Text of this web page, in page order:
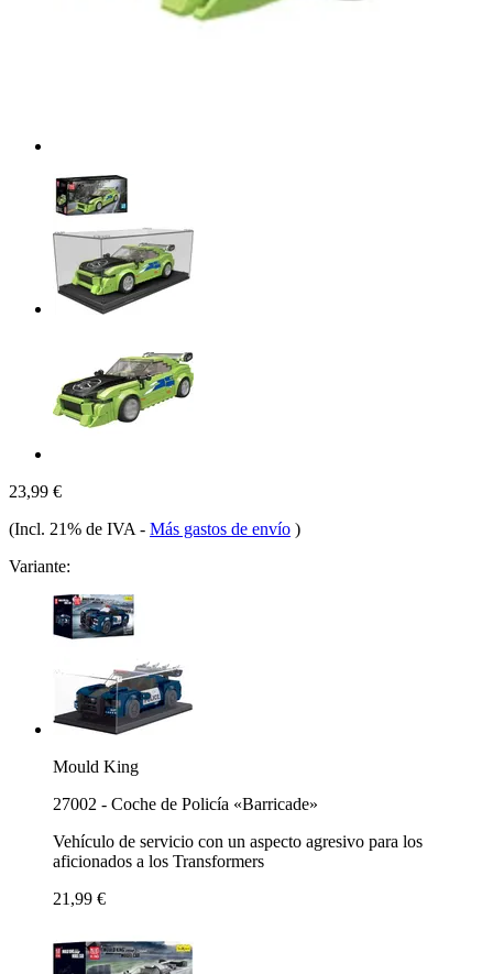
23,99 €
(Incl. 21% de IVA - Más gastos de envío )
Variante:
Mould King
27002 - Coche de Policía «Barricade»
Vehículo de servicio con un aspecto agresivo para los
aficionados a los Transformers
21,99 €